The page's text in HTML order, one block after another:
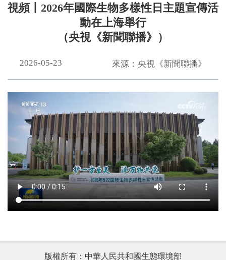
視頻丨2026年國際生物多樣性日主題宣傳活
動在上海舉行
（央視《新聞聯播》）
2026-05-23 來源：央視《新聞聯播》
版權所有：中華人民共和國生態環境部